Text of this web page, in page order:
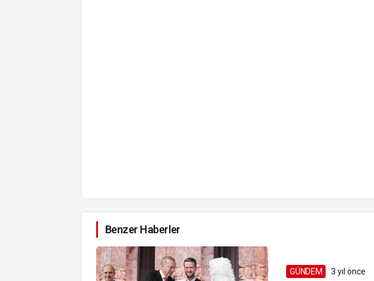
Benzer Haberler
GÜNDEM 3 yıl önce